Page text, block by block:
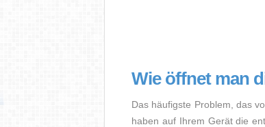
Wie öffnet man
Das häufigste Problem, das
haben auf Ihrem Gerät die